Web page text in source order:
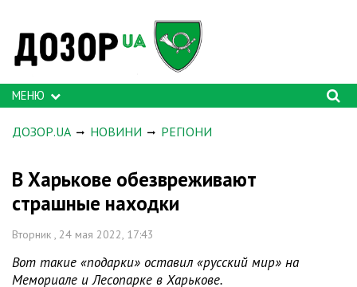
МЕНЮ
ДОЗОР.UA НОВИНИ РЕГІОНИ
В Харькове обезвреживают
страшные находки
Вторник , 24 мая 2022, 17:43
Вот такие «подарки» оставил «русский мир» на
Мемориале и Лесопарке в Харькове.